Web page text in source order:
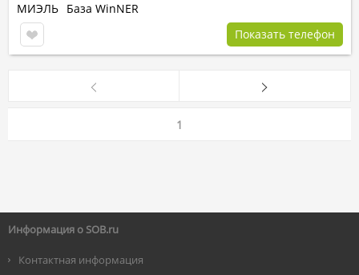
МИЭЛЬ База WinNER
Показать телефон
1
Информация о SOB.ru
Контактная информация